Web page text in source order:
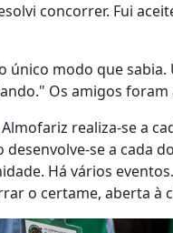
concorrer. Fui
único modo que
Os amigos
realiza-se a
se a cada
Há vários
o certame, aberta à